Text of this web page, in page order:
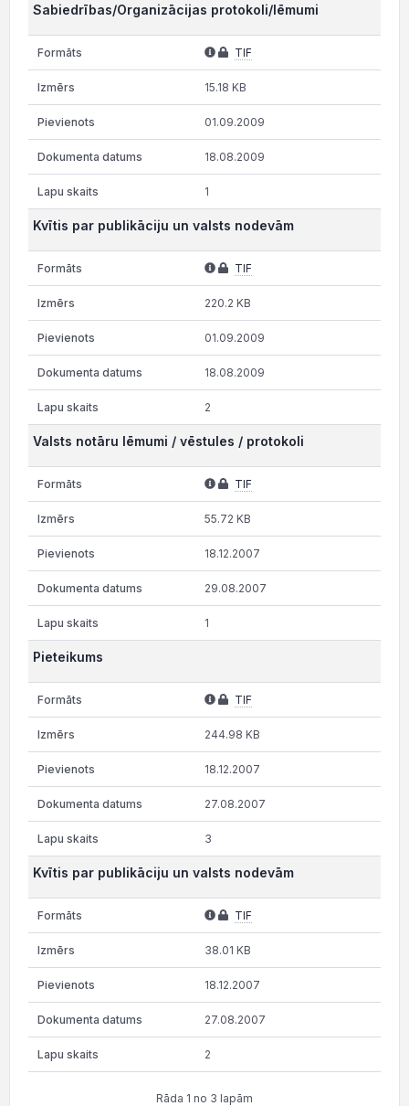
Sabiedrības/Organizācijas protokoli/lēmumi
TIF
15.18 KB
01.09.2009
18.08.2009
1
Kvītis par publikāciju un valsts nodevām
TIF
220.2 KB
01.09.2009
18.08.2009
2
Valsts notāru lēmumi / vēstules / protokoli
TIF
55.72 KB
18.12.2007
29.08.2007
1
Pieteikums
TIF
244.98 KB
18.12.2007
27.08.2007
3
Kvītis par publikāciju un valsts nodevām
TIF
38.01 KB
18.12.2007
27.08.2007
2
Rāda 1 no 3 lapām